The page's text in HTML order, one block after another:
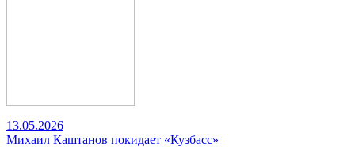
13.05.2026
Михаил Каштанов покидает «Кузбасс»